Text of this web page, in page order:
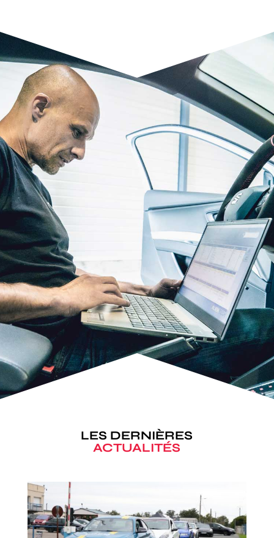
LES DERNIÈRES
ACTUALITÉS